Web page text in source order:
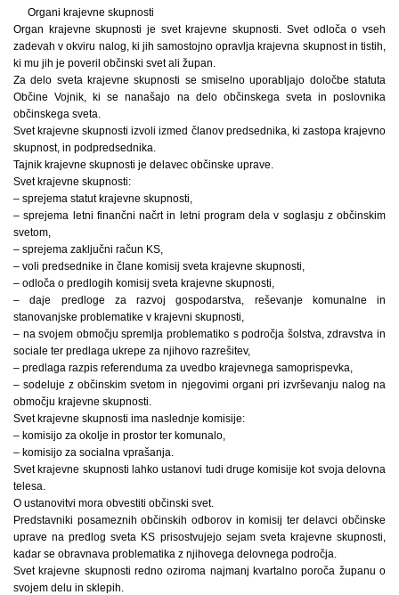
Organi krajevne skupnosti
Organ krajevne skupnosti je svet krajevne skupnosti. Svet odloča o vseh
zadevah v okviru nalog, ki jih samostojno opravlja krajevna skupnost in tistih,
ki mu jih je poveril občinski svet ali župan.
Za delo sveta krajevne skupnosti se smiselno uporabljajo določbe statuta
Občine Vojnik, ki se nanašajo na delo občinskega sveta in poslovnika
občinskega sveta.
Svet krajevne skupnosti izvoli izmed članov predsednika, ki zastopa krajevno
skupnost, in podpredsednika.
Tajnik krajevne skupnosti je delavec občinske uprave.
Svet krajevne skupnosti:
– sprejema statut krajevne skupnosti,
– sprejema letni finančni načrt in letni program dela v soglasju z občinskim
svetom,
– sprejema zaključni račun KS,
– voli predsednike in člane komisij sveta krajevne skupnosti,
– odloča o predlogih komisij sveta krajevne skupnosti,
– daje predloge za razvoj gospodarstva, reševanje komunalne in
stanovanjske problematike v krajevni skupnosti,
– na svojem območju spremlja problematiko s področja šolstva, zdravstva in
sociale ter predlaga ukrepe za njihovo razrešitev,
– predlaga razpis referenduma za uvedbo krajevnega samoprispevka,
– sodeluje z občinskim svetom in njegovimi organi pri izvrševanju nalog na
območju krajevne skupnosti.
Svet krajevne skupnosti ima naslednje komisije:
– komisijo za okolje in prostor ter komunalo,
– komisijo za socialna vprašanja.
Svet krajevne skupnosti lahko ustanovi tudi druge komisije kot svoja delovna
telesa.
O ustanovitvi mora obvestiti občinski svet.
Predstavniki posameznih občinskih odborov in komisij ter delavci občinske
uprave na predlog sveta KS prisostvujejo sejam sveta krajevne skupnosti,
kadar se obravnava problematika z njihovega delovnega področja.
Svet krajevne skupnosti redno oziroma najmanj kvartalno poroča županu o
svojem delu in sklepih.